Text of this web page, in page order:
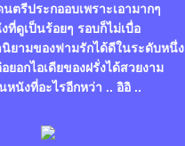
ตรีประกออบเพราะเอามากๆ
ที่ดูเป็นร้อยๆ รอบก็ไม่เบื่อ
ยามของฟามรักได้ดีในระดับหนึ่ง
ยอกไอเดียของฝรั่งได้สวยงาม
หนังที่อะไรอีกหว่า .. อิอิ ..